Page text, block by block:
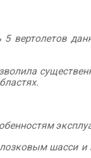
вертолетов
шасси